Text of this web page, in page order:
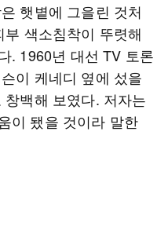
햇볕에 그을린 것처
색소침착이 뚜렷해
. 1960년 대선 TV 토론
이 케네디 옆에 섰을
백해 보였다. 저자는
이 됐을 것이라 말한